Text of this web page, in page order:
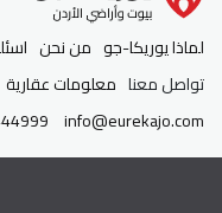
لماذا يوريكا-جو من نحن
تواصل معنا معلومات عقارية
info@eurekajo.com